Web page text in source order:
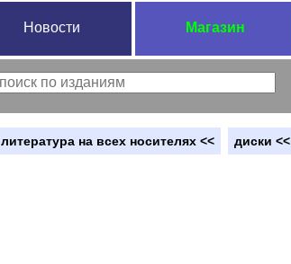
Новости Магазин
литература на всех носителях << диски <<